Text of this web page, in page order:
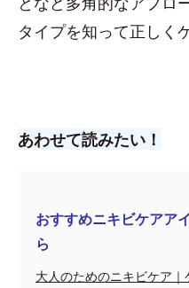
タイプを知って正しく
あわせて読みたい！
おすすめニキビケアア
ら
大人のためのニキビケア｜